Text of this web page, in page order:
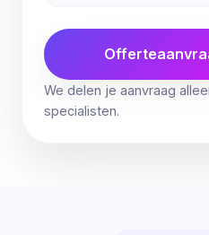
We delen je aanvraag
specialisten.